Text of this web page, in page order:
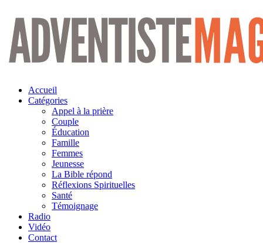
Aller
contenu
Accueil
Catégories
Appel à la prière
Couple
Éducation
Famille
Femmes
Jeunesse
La Bible répond
Réflexions Spirituelles
Santé
Témoignage
Radio
Vidéo
Contact